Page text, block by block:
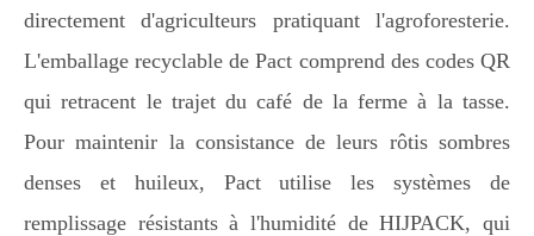
directement d'agriculteurs pratiquant l'agroforesterie.
L'emballage recyclable de Pact comprend des codes QR
qui retracent le trajet du café de la ferme à la tasse.
Pour maintenir la consistance de leurs rôtis sombres
denses et huileux, Pact utilise les systèmes de
remplissage résistants à l'humidité de HIJPACK, qui